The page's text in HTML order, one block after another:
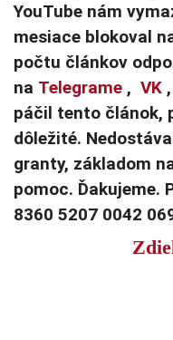
YouTube nám
mesiace blokoval
počtu článkov
na Telegrame , VK ,
páčil tento článok,
dôležité.
granty, základom
pomoc. Ďakujeme.
8360 5207 0042